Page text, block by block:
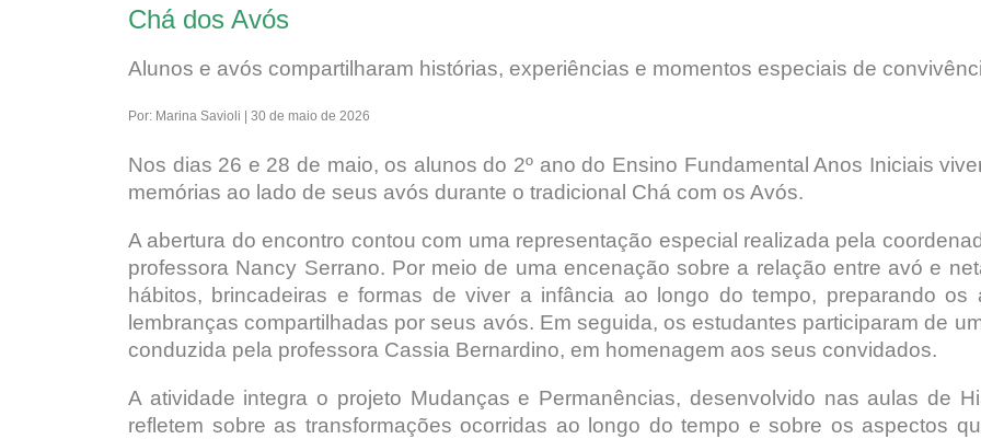
Chá dos Avós
Alunos e avós compartilharam histórias, experiências e momentos especiais de
Por: Marina Savioli | 30 de maio de 2026
Nos dias 26 e 28 de maio, os alunos do 2º ano do Ensino Fundamental Anos Iniciais
memórias ao lado de seus avós durante o tradicional Chá com os Avós.
A abertura do encontro contou com uma representação especial realizada pela
professora Nancy Serrano. Por meio de uma encenação sobre a relação entre avó e
hábitos, brincadeiras e formas de viver a infância ao longo do tempo, preparando
lembranças compartilhadas por seus avós. Em seguida, os estudantes participaram de
conduzida pela professora Cassia Bernardino, em homenagem aos seus convidados.
A atividade integra o projeto Mudanças e Permanências, desenvolvido nas aulas de
refletem sobre as transformações ocorridas ao longo do tempo e sobre os aspectos